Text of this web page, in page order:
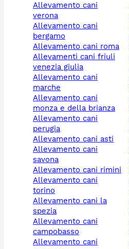
allevamento cani
verona
allevamento cani
bergamo
allevamento cani roma
allevamenti cani friuli
venezia giulia
allevamento cani
marche
allevamento cani
monza e della brianza
allevamento cani
perugia
allevamento cani asti
allevamento cani
savona
allevamento cani rimini
allevamento cani
torino
allevamento cani la
spezia
allevamento cani
campobasso
allevamento cani